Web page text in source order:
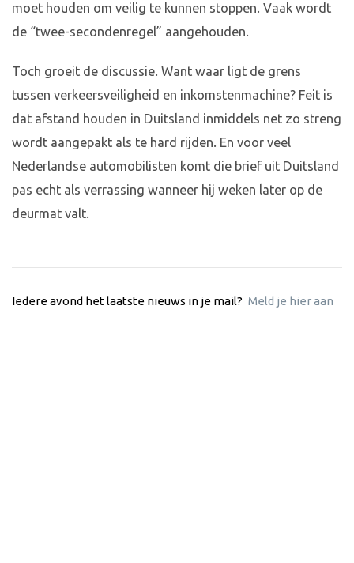
moet houden om veilig te kunnen stoppen. Vaak wordt
de “twee-secondenregel” aangehouden.
Toch groeit de discussie. Want waar ligt de grens
tussen verkeersveiligheid en inkomstenmachine? Feit is
dat afstand houden in Duitsland inmiddels net zo streng
wordt aangepakt als te hard rijden. En voor veel
Nederlandse automobilisten komt die brief uit Duitsland
pas echt als verrassing wanneer hij weken later op de
deurmat valt.
Iedere avond het laatste nieuws in je mail? Meld je hier aan